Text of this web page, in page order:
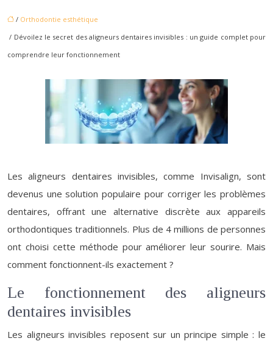
/ Orthodontie esthétique
/ Dévoilez le secret des aligneurs dentaires invisibles : un guide complet pour
comprendre leur fonctionnement
Les aligneurs dentaires invisibles, comme Invisalign, sont
devenus une solution populaire pour corriger les problèmes
dentaires, offrant une alternative discrète aux appareils
orthodontiques traditionnels. Plus de 4 millions de personnes
ont choisi cette méthode pour améliorer leur sourire. Mais
comment fonctionnent-ils exactement ?
Le fonctionnement des aligneurs
dentaires invisibles
Les aligneurs invisibles reposent sur un principe simple : le